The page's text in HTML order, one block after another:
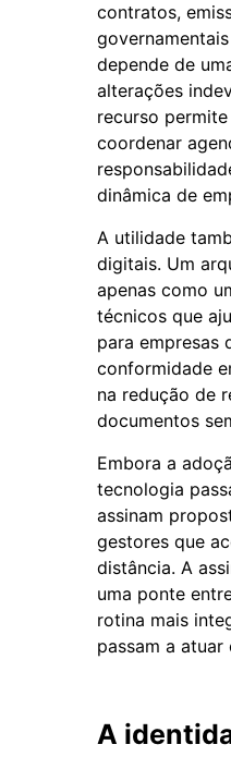
contratos,
depende de
alterações
recurso
coordenar
dinâmica de
A utilidade
digitais. Um
apenas como
técnicos que
para empresas
conformidade
na redução de
documentos
Embora a
tecnologia
assinam
gestores que
distância. A
uma ponte
rotina mais
passam a atuar
A